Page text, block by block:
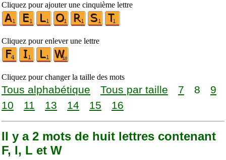
Cliquez pour ajouter une cinquième lettre
Cliquez pour enlever une lettre
Cliquez pour changer la taille des mots
Tous alphabétique Tous par taille 7 8
9
10
11 13 14 15 16
Il y a 2 mots de huit lettres contenant
F, I, L et W